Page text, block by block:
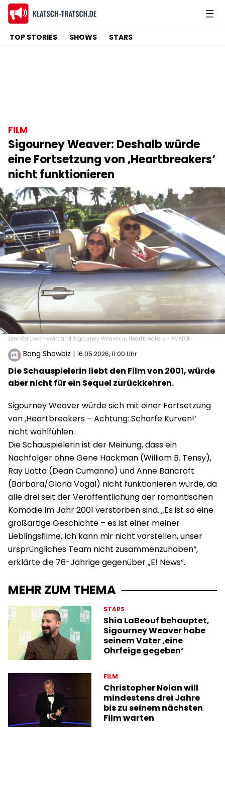
TOP STORIES SHOWS STARS
FILM
Sigourney Weaver: Deshalb würde
eine Fortsetzung von ‚Heartbreakers‘
nicht funktionieren
Jennifer Love Hewitt and Sigourney Weaver in Heartbreakers - AVALON
Bang Showbiz | 16.05.2026, 11:00 Uhr
Die Schauspielerin liebt den Film von 2001, würde
aber nicht für ein Sequel zurückkehren.
Sigourney Weaver würde sich mit einer Fortsetzung
von ‚Heartbreakers – Achtung: Scharfe Kurven!‘
nicht wohlfühlen.
Die Schauspielerin ist der Meinung, dass ein
Nachfolger ohne Gene Hackman (William B. Tensy),
Ray Liotta (Dean Cumanno) und Anne Bancroft
(Barbara/Gloria Vogal) nicht funktionieren würde, da
alle drei seit der Veröffentlichung der romantischen
Komödie im Jahr 2001 verstorben sind. „Es ist so eine
großartige Geschichte – es ist einer meiner
Lieblingsfilme. Ich kann mir nicht vorstellen, unser
ursprüngliches Team nicht zusammenzuhaben“,
erklärte die 76-Jährige gegenüber „E! News“.
MEHR ZUM THEMA
STARS
Shia LaBeouf behauptet,
Sigourney Weaver habe
seinem Vater ‚eine
Ohrfeige gegeben‘
FILM
Christopher Nolan will
mindestens drei Jahre
bis zu seinem nächsten
Film warten